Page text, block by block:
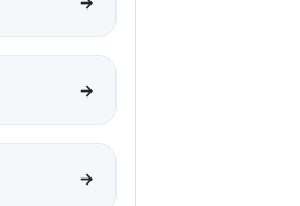
→
→